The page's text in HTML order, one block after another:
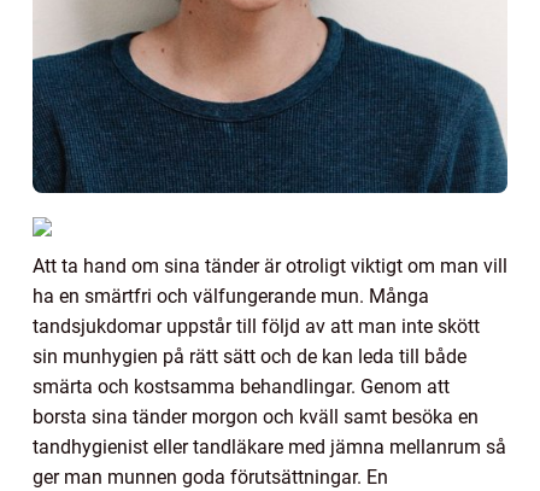
Att ta hand om sina tänder är otroligt viktigt om man vill
ha en smärtfri och välfungerande mun. Många
tandsjukdomar uppstår till följd av att man inte skött
sin munhygien på rätt sätt och de kan leda till både
smärta och kostsamma behandlingar. Genom att
borsta sina tänder morgon och kväll samt besöka en
tandhygienist eller tandläkare med jämna mellanrum så
ger man munnen goda förutsättningar. En